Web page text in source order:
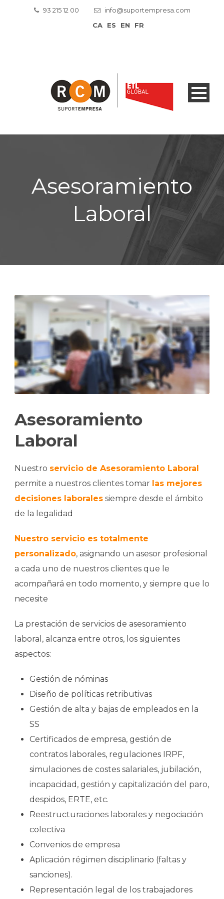
93 215 12 00
info@suportempresa.com
CA
ES EN FR
Asesoramiento
Laboral
Asesoramiento
Laboral
Nuestro servicio de Asesoramiento Laboral
permite a nuestros clientes tomar las mejores
decisiones laborales siempre desde el ámbito
de la legalidad
Nuestro servicio es totalmente
personalizado, asignando un asesor profesional
a cada uno de nuestros clientes que le
acompañará en todo momento, y siempre que lo
necesite
La prestación de servicios de asesoramiento
laboral, alcanza entre otros, los siguientes
aspectos:
Gestión de nóminas
Diseño de políticas retributivas
Gestión de alta y bajas de empleados en la
SS
Certificados de empresa, gestión de
contratos laborales, regulaciones IRPF,
simulaciones de costes salariales, jubilación,
incapacidad, gestión y capitalización del paro,
despidos, ERTE, etc.
Reestructuraciones laborales y negociación
colectiva
Convenios de empresa
Aplicación régimen disciplinario (faltas y
sanciones).
Representación legal de los trabajadores